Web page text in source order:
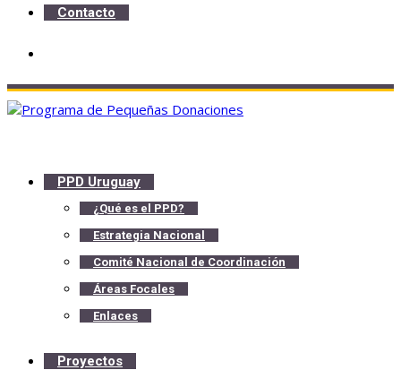
Contacto
PPD Uruguay
¿Qué es el PPD?
Estrategia Nacional
Comité Nacional de Coordinación
Áreas Focales
Enlaces
Proyectos